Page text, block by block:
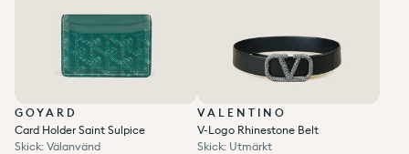
GOYARD
Card Holder Saint Sulpice
Skick: Välanvänd
VALENTINO
V-Logo Rhinestone Belt
Skick: Utmärkt